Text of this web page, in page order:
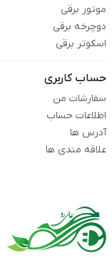
موتور برقی
دوچرخه برقی
اسکوتر برقی
حساب کاربری
سفارشات من
اطلاعات حساب
آدرس ها
علاقه مندی ها